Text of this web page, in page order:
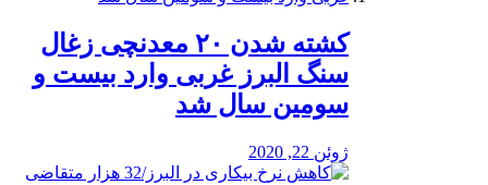
کشته شدن ۲۰ معدنچی زغال
سنگ البرز غربی وارد بیست و
سومین سال شد
ژوئن 22, 2020